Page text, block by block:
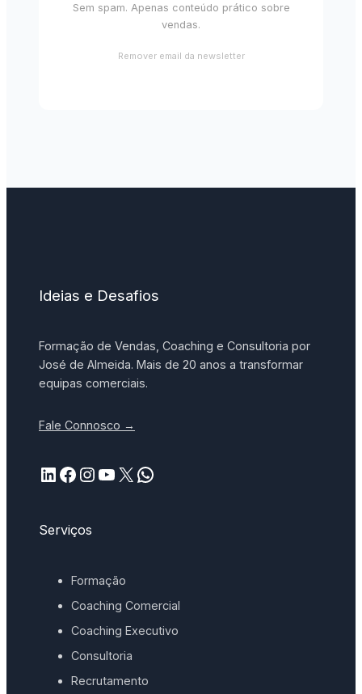
Sem spam. Apenas conteúdo prático sobre
vendas.
Remover email da newsletter
Ideias e Desafios
Formação de Vendas, Coaching e Consultoria por
José de Almeida. Mais de 20 anos a transformar
equipas comerciais.
Fale Connosco →
LinkedIn Facebook InstagramYouTube X WhatsApp
Serviços
Formação
Coaching Comercial
Coaching Executivo
Consultoria
Recrutamento